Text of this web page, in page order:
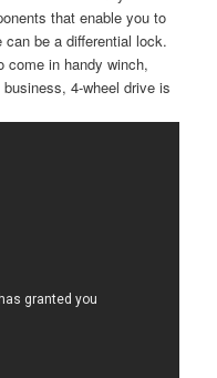
that enable you to
be a differential lock.
come in handy winch,
4-wheel drive is